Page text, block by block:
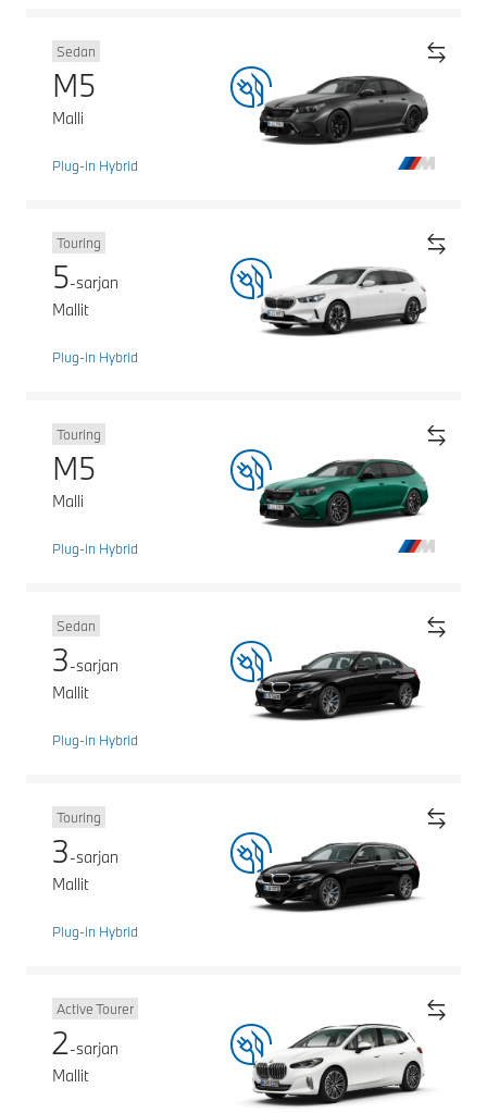
Sedan
M5
Malli
Plug-in Hybrid
Touring
5-sarjan
Mallit
Plug-in Hybrid
Touring
M5
Malli
Plug-in Hybrid
Sedan
3-sarjan
Mallit
Plug-in Hybrid
Touring
3-sarjan
Mallit
Plug-in Hybrid
Active Tourer
2-sarjan
Mallit